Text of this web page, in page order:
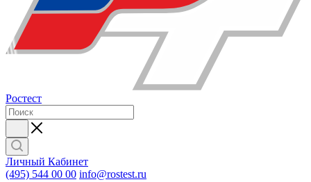
Ростест
Личный Кабинет
(495) 544 00 00 info@rostest.ru